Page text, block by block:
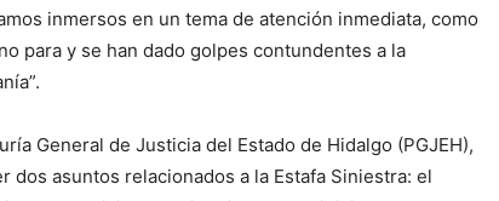
inmersos en un tema de atención inmediata, como
para y se han dado golpes contundentes a la
General de Justicia del Estado de Hidalgo (PGJEH),
dos asuntos relacionados a la Estafa Siniestra: el